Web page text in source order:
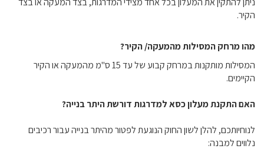
הקיר.
מהו מרחק המסילות מהמעקה/ הקיר?
המסילות מותקנות במרחק קבוע של עד 15 ס"מ מהמעקה או הקיר
הקיימים.
האם התקנת מעלון כסא למדרגות דורשת היתר בנייה?
לנוחיותכם, להלן לשון החוק הנוגעת לפטור מהיתר בנייה עבור רכיבים
נלווים למבנה: